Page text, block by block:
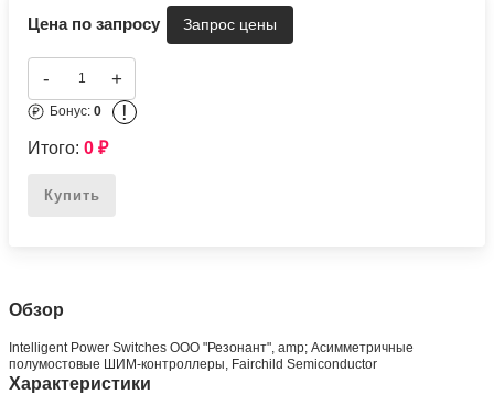
Цена по запросу
- +
Бонус:0 !
Итого:0₽
Купить
Обзор
Intelligent Power Switches ООО "Резонант", amp; Асимметричные
полумостовые ШИМ-контроллеры, Fairchild Semiconductor
Характеристики